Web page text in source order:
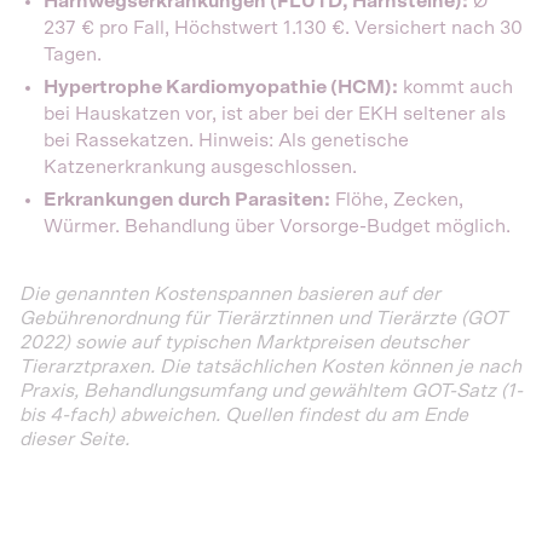
237 € pro Fall, Höchstwert 1.130 €. Versichert nach 30
Tagen.
Hypertrophe Kardiomyopathie (HCM): kommt auch
bei Hauskatzen vor, ist aber bei der EKH seltener als
bei Rassekatzen. Hinweis: Als genetische
Katzenerkrankung ausgeschlossen.
Erkrankungen durch Parasiten: Flöhe, Zecken,
Würmer. Behandlung über Vorsorge-Budget möglich.
Die genannten Kostenspannen basieren auf der
Gebührenordnung für Tierärztinnen und Tierärzte (GOT
2022) sowie auf typischen Marktpreisen deutscher
Tierarztpraxen. Die tatsächlichen Kosten können je nach
Praxis, Behandlungsumfang und gewähltem GOT-Satz (1-
bis 4-fach) abweichen. Quellen findest du am Ende
dieser Seite.